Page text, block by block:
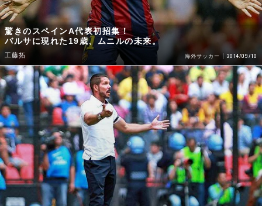
驚きのスペインA代表初招集！
バルサに現れた19歳、ムニルの未来。
工藤拓 海外サッカー 2014/09/10